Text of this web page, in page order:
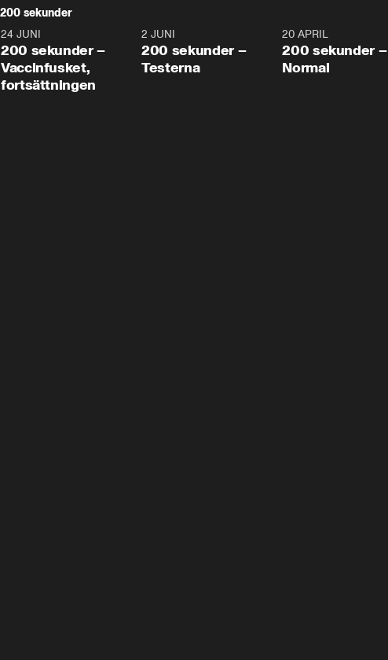
200 sekunder
5:00
24 JUNI
200 sekunder –
Vaccinfusket,
fortsättningen
4:23
2 JUNI
200 sekunder –
Testerna
20 APRIL
200 sekunder –
Normal